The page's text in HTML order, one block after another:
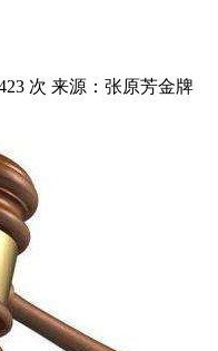
次 来源：张原芳金牌